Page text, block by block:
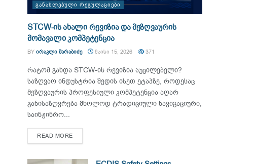
ᲒᲐᲜᲐᲮᲚᲔᲑᲣᲚᲘ ᲠᲔᲒᲣᲚᲐᲪᲘᲔᲑᲘ
STCW-ის ახალი რევიზია და მეზღვაურის
მომავალი კომპეტენცია
BY ᲘᲠᲐᲙᲚᲘ ᲨᲐᲠᲐᲑᲘᲫᲔ ᲛᲐᲘᲡᲘ 15, 2026 371
რატომ გახდა STCW-ის რევიზია აუცილებელი?
საზღვაო ინდუსტრია შედის ისეთ ეტაპზე, როდესაც
მეზღვაურის პროფესიული კომპეტენცია აღარ
განისაზღვრება მხოლოდ ტრადიციული ნავიგაციური,
საინჟინრო...
READ MOREDETAILS